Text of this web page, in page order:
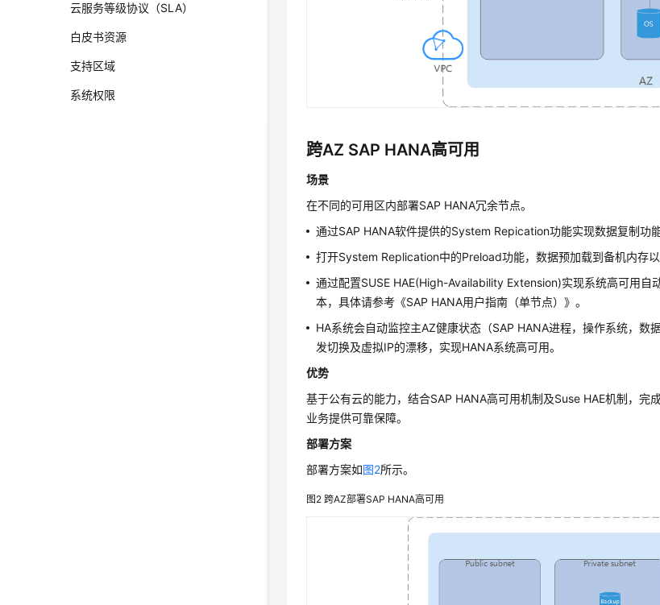
云服务等级协议（SLA）
白皮书资源
支持区域
系统权限
跨AZ SAP HANA高可用
场景
在不同的可用区内部署SAP HANA冗余节点。
通过SAP HANA软件提供的System Repication功能实现数据复制功能
打开System Replication中的Preload功能，数据预加载到备机内存以
通过配置SUSE HAE(High-Availability Extension)实现系统高可用自
本，具体请参考《SAP HANA用户指南（单节点）》。
HA系统会自动监控主AZ健康状态（SAP HANA进程，操作系统，数
发切换及虚拟IP的漂移，实现HANA系统高可用。
优势
基于公有云的能力，结合SAP HANA高可用机制及Suse HAE机制，完
业务提供可靠保障。
部署方案
部署方案如图2所示。
图2 跨AZ部署SAP HANA高可用